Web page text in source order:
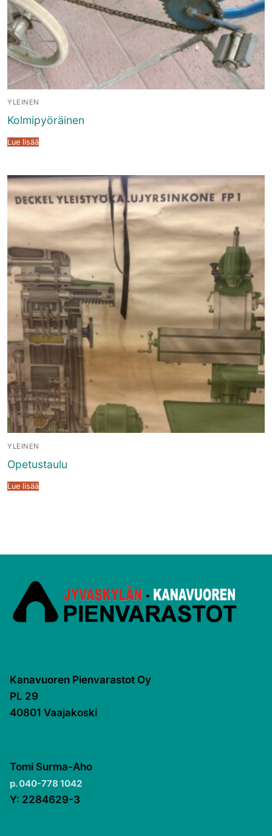
YLEINEN
Kolmipyöräinen
Lue lisää
YLEINEN
Opetustaulu
Lue lisää
Kanavuoren Pienvarastot Oy
PL 29
40801 Vaajakoski
Tomi Surma-Aho
p. 040-778 1042
Y: 2284629-3